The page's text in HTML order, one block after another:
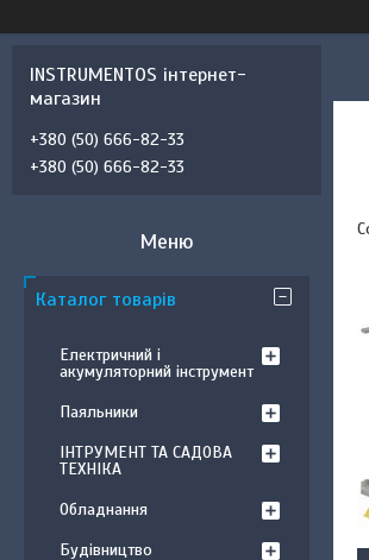
INSTRUMENTOS інтернет-
магазин
+380 (50) 666-82-33
+380 (50) 666-82-33
Каталог товарів
Електричний і
акумуляторний інструмент
Паяльники
ІНТРУМЕНТ ТА САДОВА
ТЕХНІКА
Обладнання
Будівництво